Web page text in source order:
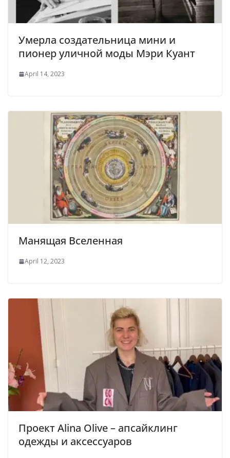
Умерла создательница мини и
пионер уличной моды Мэри Куант
April 14, 2023
Манящая Вселенная
April 12, 2023
Проект Alina Olive – апсайклинг
одежды и аксессуаров